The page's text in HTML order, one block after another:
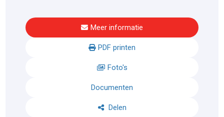
Meer informatie
PDF printen
Foto's
Documenten
Delen